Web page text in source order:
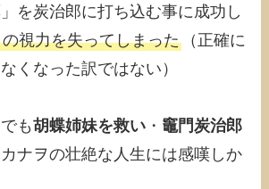
」を炭治郎に打ち込む事に成功し
視力を失ってしまった
（正確に
くなった訳ではない）
も胡蝶姉妹を救い ・ 竈門炭治郎
ナヲの壮絶な人生には感嘆しか